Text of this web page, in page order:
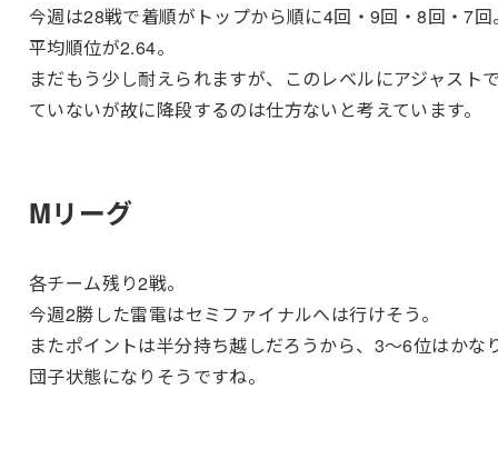
今週は28戦で着順がトップから順に4回・9回・8回・7回
平均順位が2.64。
まだもう少し耐えられますが、このレベルにアジャスト
ていないが故に降段するのは仕方ないと考えています。
Mリーグ
各チーム残り2戦。
今週2勝した雷電はセミファイナルへは行けそう。
またポイントは半分持ち越しだろうから、3～6位はかな
団子状態になりそうですね。